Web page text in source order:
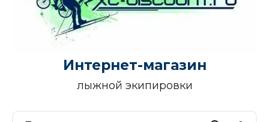
Интернет-магазин
лыжной экипировки